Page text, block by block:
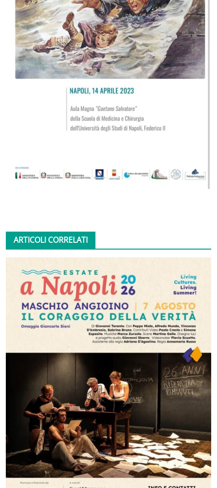
ARTICOLI CORRELATI